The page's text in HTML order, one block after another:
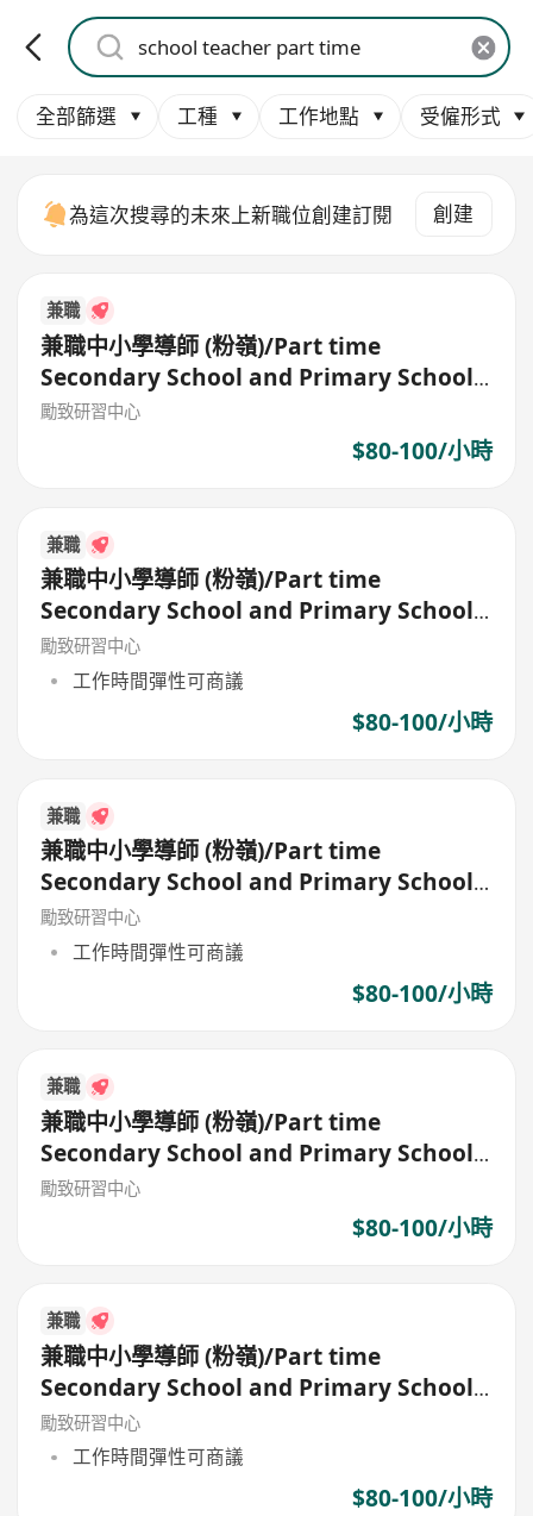
全部篩選 工種 工作地點 受僱形式
為這次搜尋的未來上新職位創建訂閱 創建
兼職
兼職中小學導師 (粉嶺)/Part time
Secondary School and Primary School
Tutor
勵致研習中心
$80-100/小時
兼職
兼職中小學導師 (粉嶺)/Part time
Secondary School and Primary School
Tutor
勵致研習中心
工作時間彈性可商議
$80-100/小時
兼職
兼職中小學導師 (粉嶺)/Part time
Secondary School and Primary School
Tutor
勵致研習中心
工作時間彈性可商議
$80-100/小時
兼職
兼職中小學導師 (粉嶺)/Part time
Secondary School and Primary School
Tutor
勵致研習中心
$80-100/小時
兼職
兼職中小學導師 (粉嶺)/Part time
Secondary School and Primary School
Tutor
勵致研習中心
工作時間彈性可商議
$80-100/小時